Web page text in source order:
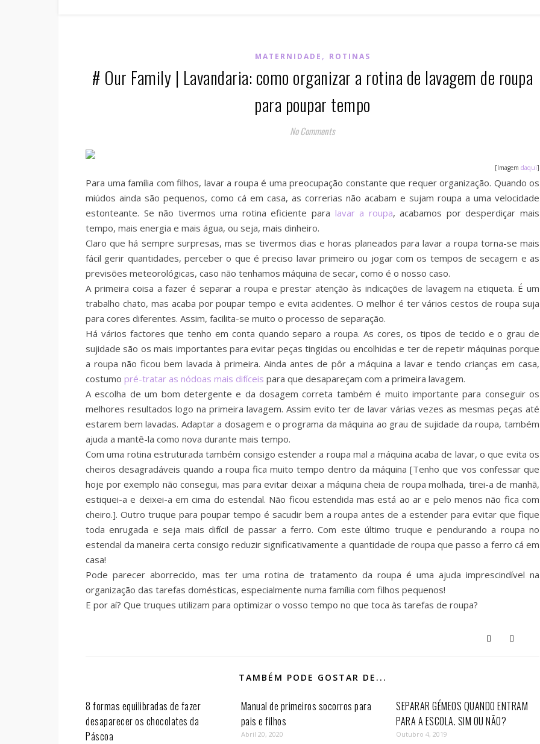
MATERNIDADE , ROTINAS
# Our Family | Lavandaria: como organizar a rotina de lavagem de roupa
para poupar tempo
No Comments
[Imagem daqui]
Para uma família com filhos, lavar a roupa é uma preocupação constante que requer organização. Quando os
miúdos ainda são pequenos, como cá em casa, as correrias não acabam e sujam roupa a uma velocidade
estonteante. Se não tivermos uma rotina eficiente para lavar a roupa, acabamos por desperdiçar mais
tempo, mais energia e mais água, ou seja, mais dinheiro.
Claro que há sempre surpresas, mas se tivermos dias e horas planeados para lavar a roupa torna-se mais
fácil gerir quantidades, perceber o que é preciso lavar primeiro ou jogar com os tempos de secagem e as
previsões meteorológicas, caso não tenhamos máquina de secar, como é o nosso caso.
A primeira coisa a fazer é separar a roupa e prestar atenção às indicações de lavagem na etiqueta. É um
trabalho chato, mas acaba por poupar tempo e evita acidentes. O melhor é ter vários cestos de roupa suja
para cores diferentes. Assim, facilita-se muito o processo de separação.
Há vários factores que tenho em conta quando separo a roupa. As cores, os tipos de tecido e o grau de
sujidade são os mais importantes para evitar peças tingidas ou encolhidas e ter de repetir máquinas porque
a roupa não ficou bem lavada à primeira. Ainda antes de pôr a máquina a lavar e tendo crianças em casa,
costumo pré-tratar as nódoas mais difíceis para que desapareçam com a primeira lavagem.
A escolha de um bom detergente e da dosagem correta também é muito importante para conseguir os
melhores resultados logo na primeira lavagem. Assim evito ter de lavar várias vezes as mesmas peças até
estarem bem lavadas. Adaptar a dosagem e o programa da máquina ao grau de sujidade da roupa, também
ajuda a mantê-la como nova durante mais tempo.
Com uma rotina estruturada também consigo estender a roupa mal a máquina acaba de lavar, o que evita os
cheiros desagradáveis quando a roupa fica muito tempo dentro da máquina [Tenho que vos confessar que
hoje por exemplo não consegui, mas para evitar deixar a máquina cheia de roupa molhada, tirei-a de manhã,
estiquei-a e deixei-a em cima do estendal. Não ficou estendida mas está ao ar e pelo menos não fica com
cheiro.]. Outro truque para poupar tempo é sacudir bem a roupa antes de a estender para evitar que fique
toda enrugada e seja mais difícil de passar a ferro. Com este último truque e pendurando a roupa no
estendal da maneira certa consigo reduzir significativamente a quantidade de roupa que passo a ferro cá em
casa!
Pode parecer aborrecido, mas ter uma rotina de tratamento da roupa é uma ajuda imprescindível na
organização das tarefas domésticas, especialmente numa família com filhos pequenos!
E por aí? Que truques utilizam para optimizar o vosso tempo no que toca às tarefas de roupa?
TAMBÉM PODE GOSTAR DE...
8 formas equilibradas de fazer
desaparecer os chocolates da
Páscoa
Manual de primeiros socorros para
pais e filhos
Abril 20, 2020
SEPARAR GÉMEOS QUANDO ENTRAM
PARA A ESCOLA. SIM OU NÃO?
Outubro 4, 2019